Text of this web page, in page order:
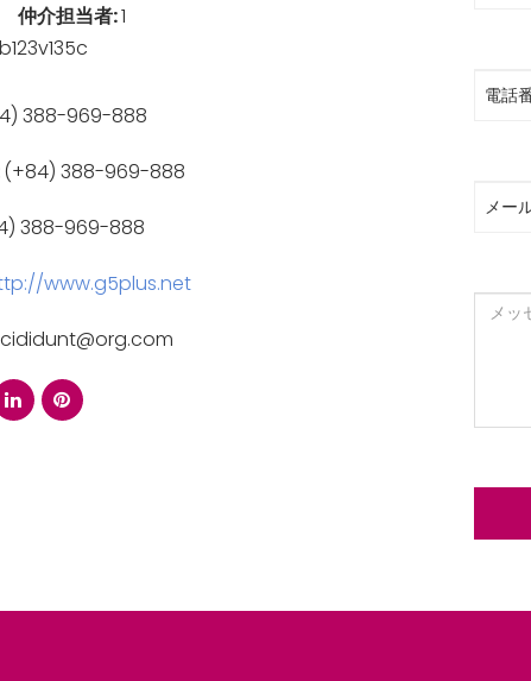
仲介担当者:1
b123v135c
388-969-888
(+84) 388-969-888
388-969-888
www.g5plus.net